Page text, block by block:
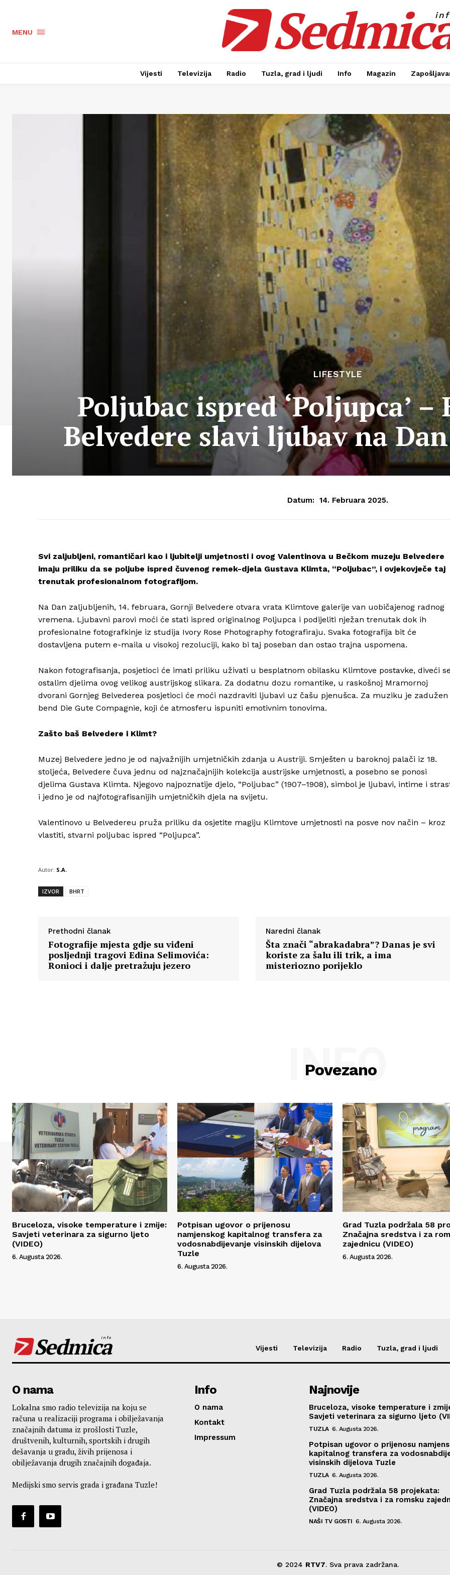
Info
O nama
MENU
Vijesti Televizija Radio Tuzla, grad i ljudi Info Magazin
LIFESTYLE
Poljubac ispred ‘Poljupca’ –
Belvedere slavi ljubav na
Datum: 14. Februara 2025.
Svi zaljubljeni, romantičari kao i ljubitelji umjetnosti i ovog Valentinova u Bečkom muzeju Belvedere
imaju priliku da se poljube ispred čuvenog remek-djela Gustava Klimta, “Poljubac”, i ovjekovječe taj
trenutak profesionalnom fotografijom.
Na Dan zaljubljenih, 14. februara, Gornji Belvedere otvara vrata Klimtove galerije van uobičajenog radnog
vremena. Ljubavni parovi moći će stati ispred originalnog Poljupca i podijeliti nježan trenutak dok ih
profesionalne fotografkinje iz studija Ivory Rose Photography fotografiraju. Svaka fotografija bit će
dostavljena putem e-maila u visokoj rezoluciji, kako bi taj poseban dan ostao trajna uspomena.
Nakon fotografisanja, posjetioci će imati priliku uživati u besplatnom obilasku Klimtove postavke, diveći
ostalim djelima ovog velikog austrijskog slikara. Za dodatnu dozu romantike, u raskošnoj Mramornoj
dvorani Gornjeg Belvederea posjetioci će moći nazdraviti ljubavi uz čašu pjenušca. Za muziku je zadužen
bend Die Gute Compagnie, koji će atmosferu ispuniti emotivnim tonovima.
Zašto baš Belvedere i Klimt?
Muzej Belvedere jedno je od najvažnijih umjetničkih zdanja u Austriji. Smješten u baroknoj palači iz 18.
stoljeća, Belvedere čuva jednu od najznačajnijih kolekcija austrijske umjetnosti, a posebno se ponosi
djelima Gustava Klimta. Njegovo najpoznatije djelo, “Poljubac” (1907–1908), simbol je ljubavi, intime i
i jedno je od najfotografisanijih umjetničkih djela na svijetu.
Valentinovo u Belvedereu pruža priliku da osjetite magiju Klimtove umjetnosti na posve nov način – kroz
vlastiti, stvarni poljubac ispred “Poljupca”.
Autor: S.A.
IZVOR BHRT
Prethodni članak
Fotografije mjesta gdje su viđeni
posljednji tragovi Edina Selimovića:
Ronioci i dalje pretražuju jezero
Naredni članak
Šta znači “abrakadabra”? Danas je svi
koriste za šalu ili trik, a ima
misteriozno porijeklo
Povezano
INFO
Bruceloza, visoke temperature i zmije:
Savjeti veterinara za sigurno ljeto
(VIDEO)
6. Augusta 2026.
Potpisan ugovor o prijenosu
namjenskog kapitalnog transfera za
vodosnabdijevanje visinskih dijelova
Tuzle
6. Augusta 2026.
Grad Tuzla podržala 58
Značajna sredstva i za
zajednicu (VIDEO)
6. Augusta 2026.
Sedmica
info
Vijesti Televizija Radio Tuzla, grad i ljudi
O nama
Lokalna smo radio televizija na koju se
računa u realizaciji programa i obilježavanja
značajnih datuma iz prošlosti Tuzle,
društvenih, kulturnih, sportskih i drugih
dešavanja u gradu, živih prijenosa i
obilježavanja drugih značajnih događaja.
Medijski smo servis grada i građana Tuzle!
Info
O nama
Kontakt
Impressum
Najnovije
Bruceloza, visoke temperature i
Savjeti veterinara za sigurno ljeto
TUZLA 6. Augusta 2026.
Potpisan ugovor o prijenosu
kapitalnog transfera za
visinskih dijelova Tuzle
TUZLA 6. Augusta 2026.
Grad Tuzla podržala 58 projekata:
Značajna sredstva i za romsku
(VIDEO)
NAŠI TV GOSTI 6. Augusta 2026.
© 2024 RTV7. Sva prava zadržana.